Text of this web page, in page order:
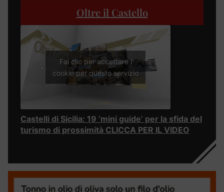
Oltre il Castello
Fai clic per accettare i
cookie per questo servizio
Castelli di Sicilia: 19 ‘mini guide’ per la sfida del
turismo di prossimità CLICCA PER IL VIDEO